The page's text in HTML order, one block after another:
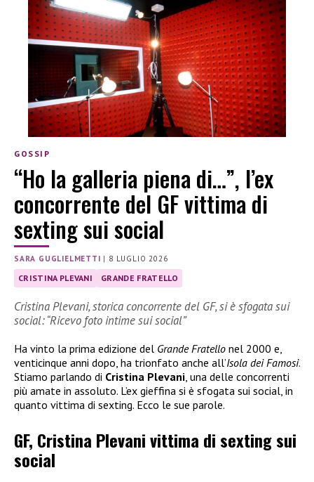
GOSSIP
“Ho la galleria piena di…”, l’ex
concorrente del GF vittima di
sexting sui social
SARA GUGLIELMETTI | 8 LUGLIO 2026
CRISTINA PLEVANI GRANDE FRATELLO
Cristina Plevani, storica concorrente del GF, si è sfogata sui
social: “Ricevo foto intime sui social”
Ha vinto la prima edizione del Grande Fratello nel 2000 e,
venticinque anni dopo, ha trionfato anche all’Isola dei Famosi.
Stiamo parlando di Cristina Plevani , una delle concorrenti
più amate in assoluto. L’ex gieffina si è sfogata sui social, in
quanto vittima di sexting. Ecco le sue parole.
GF, Cristina Plevani vittima di sexting sui
social